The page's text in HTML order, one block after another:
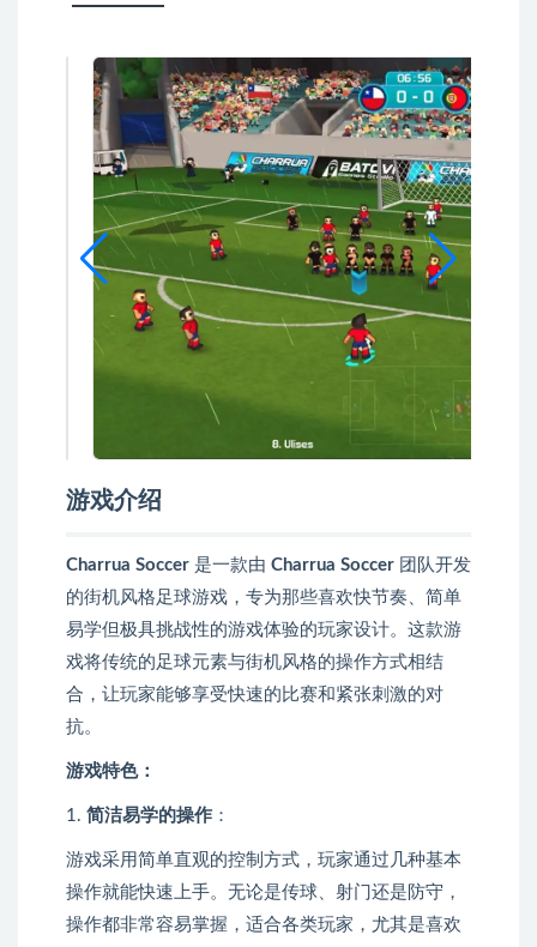
游戏介绍
Charrua Soccer 是一款由 Charrua Soccer 团队开发
的街机风格足球游戏，专为那些喜欢快节奏、简单
易学但极具挑战性的游戏体验的玩家设计。这款游
戏将传统的足球元素与街机风格的操作方式相结
合，让玩家能够享受快速的比赛和紧张刺激的对
抗。
游戏特色：
1. 简洁易学的操作 ：
游戏采用简单直观的控制方式，玩家通过几种基本
操作就能快速上手。无论是传球、射门还是防守，
操作都非常容易掌握，适合各类玩家，尤其是喜欢